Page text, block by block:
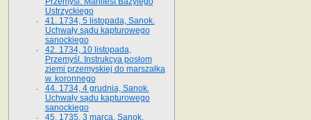
Ustrzyckiego
41. 1734, 5 listopada, Sanok.
Uchwały sądu kapturowego
sanockiego
42. 1734, 10 listopada,
Przemyśl. Instrukcya posłom
ziemi przemyskiej do marszałka
w. koronnego
44. 1734, 4 grudnia, Sanok.
Uchwały sądu kapturowego
sanockiego
45. 1735, 3 marca, Sanok.